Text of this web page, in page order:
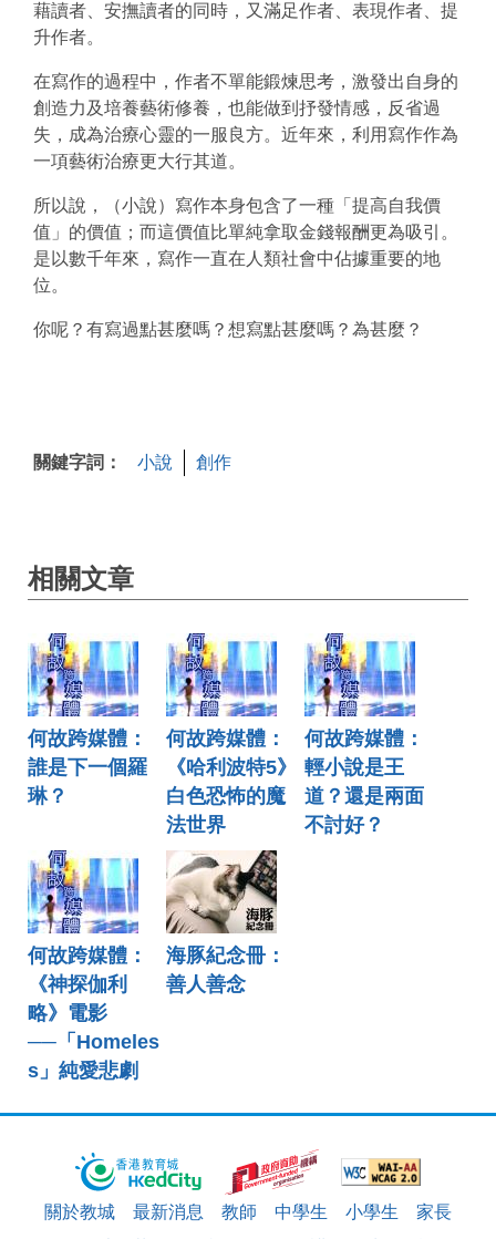
藉讀者、安撫讀者的同時，又滿足作者、表現作者、提
升作者。
在寫作的過程中，作者不單能鍛煉思考，激發出自身的
創造力及培養藝術修養，也能做到抒發情感，反省過
失，成為治療心靈的一服良方。近年來，利用寫作作為
一項藝術治療更大行其道。
所以說，（小說）寫作本身包含了一種「提高自我價
值」的價值；而這價值比單純拿取金錢報酬更為吸引。
是以數千年來，寫作一直在人類社會中佔據重要的地
位。
你呢？有寫過點甚麼嗎？想寫點甚麼嗎？為甚麼？
關鍵字詞： 小說 創作
相關文章
何故跨媒體：
誰是下一個羅
琳？
何故跨媒體：
《哈利波特5》
白色恐怖的魔
法世界
何故跨媒體：
輕小說是王
道？還是兩面
不討好？
何故跨媒體：
《神探伽利
略》電影
──「Homeles
s」純愛悲劇
海豚紀念冊：
善人善念
關於教城 最新消息 教師 中學生 小學生
家長